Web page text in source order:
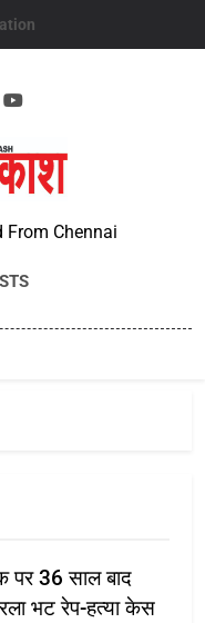
From Chennai
पर 36 साल बाद
भट रेप-हत्या केस